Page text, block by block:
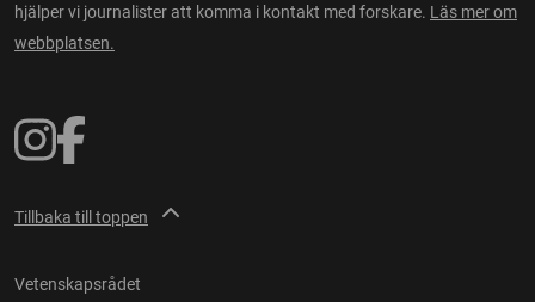
hjälper vi journalister att komma i kontakt med forskare. Läs mer om
webbplatsen.
Tillbaka till toppen
Vetenskapsrådet